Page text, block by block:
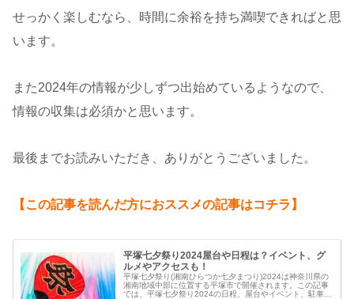
せっかく楽しむなら、時間に余裕を持ち満喫できればと思
います。
また2024年の情報が少しずつ出始めているようなので、
情報の収集は必須かと思います。
最後までお読みいただき、ありがとうございました。
【この記事を読んだ方におススメの記事はコチラ】
平塚七夕祭り2024屋台や日程は？イベント、グ
ルメやアクセスも！
平塚七夕祭り(湘南ひらつか七夕まつり)2024は神奈川県の
湘南地域中部に位置する平塚市で開催されます。この記事
では、平塚七夕祭り2024の日程、屋台やイベント、駐車場